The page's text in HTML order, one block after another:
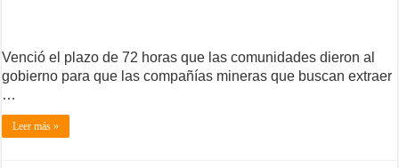
Venció el plazo de 72 horas que las comunidades dieron al
gobierno para que las compañías mineras que buscan extraer
…
Leer más »